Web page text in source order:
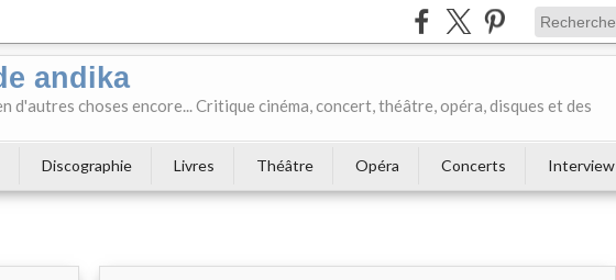
andika
d'autres choses encore... Critique cinéma, concert, théâtre, opéra, disques et des
Discographie Livres Théâtre Opéra Concerts Interview